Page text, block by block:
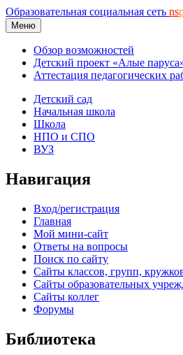
Образовательная социальная сеть ns
Меню
Обзор возможностей
Детский проект «Алые
Аттестация педагогических
Детский сад
Начальная школа
Школа
НПО и СПО
ВУЗ
Навигация
Вход/регистрация
Главная
Мой мини-сайт
Ответы на вопросы
Поиск по сайту
Сайты классов, групп,
Сайты образовательных
Сайты коллег
Форумы
Библиотека